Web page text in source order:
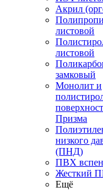
Акрил
листовой
листовой
замковый
Монолит и
Призма
низкого
(ПНД)
ПВХ
Жесткий
Ещё